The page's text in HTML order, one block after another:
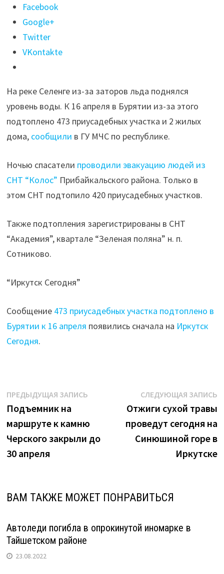
Поделиться
"473
приусадебных
участка
подтоплено
Бурятии
к
16
апреля"
Facebook
Google+
Twitter
VKontakte
На реке Селенге из-за заторов льда поднялся
уровень воды. К 16 апреля в Бурятии из-за этого
подтоплено 473 приусадебных участка и 2 жилых
дома, сообщили в ГУ МЧС по республике.
Ночью спасатели проводили эвакуацию людей из
СНТ “Колос” Прибайкальского района. Только в
этом СНТ подтопило 420 приусадебных участков.
Также подтопления зарегистрированы в СНТ
“Академия”, квартале “Зеленая поляна” н. п.
Сотниково.
“Иркутск Сегодня”
Сообщение 473 приусадебных участка подтоплено в
Бурятии к 16 апреля появились сначала на Иркутск
Сегодня.
Навигация
по
записям
ПРЕДЫДУЩАЯ ЗАПИСЬПредыдущая
Подъемник на
маршруте к камню
Черского закрыли до
30 апреля
СЛЕДУЮЩАЯ ЗАПИСЬ
Отжиги сухой травы
проведут сегодня на
Синюшиной горе в
Иркутске
ВАМ ТАКЖЕ МОЖЕТ ПОНРАВИТЬСЯ
Автоледи погибла в опрокинутой иномарке в
Тайшетском районе
23.08.2022